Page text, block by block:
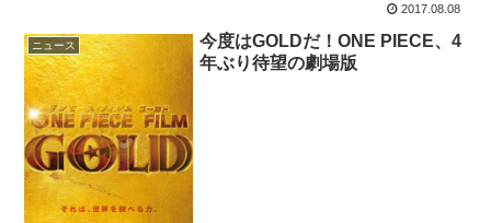
2017.08.08
ニュース
今度はGOLDだ！ONE PIECE、4
年ぶり待望の劇場版